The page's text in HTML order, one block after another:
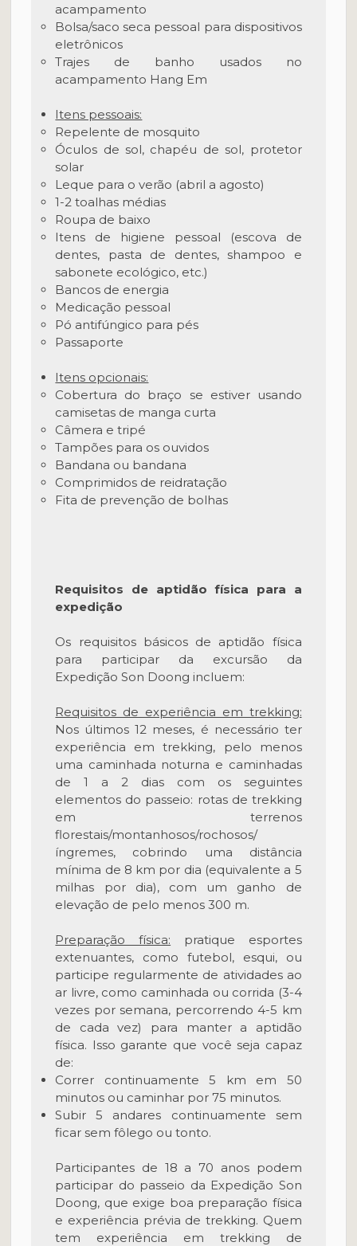
acampamento
Bolsa/saco seca pessoal para dispositivos
eletrônicos
Trajes de banho usados no
acampamento Hang Em
Itens pessoais:
Repelente de mosquito
Óculos de sol, chapéu de sol, protetor
solar
Leque para o verão (abril a agosto)
1-2 toalhas médias
Roupa de baixo
Itens de higiene pessoal (escova de
dentes, pasta de dentes, shampoo e
sabonete ecológico, etc.)
Bancos de energia
Medicação pessoal
Pó antifúngico para pés
Passaporte
Itens opcionais:
Cobertura do braço se estiver usando
camisetas de manga curta
Câmera e tripé
Tampões para os ouvidos
Bandana ou bandana
Comprimidos de reidratação
Fita de prevenção de bolhas
Requisitos de aptidão física para a
expedição
Os requisitos básicos de aptidão física
para participar da excursão da
Expedição Son Doong incluem:
Requisitos de experiência em trekking:
Nos últimos 12 meses, é necessário ter
experiência em trekking, pelo menos
uma caminhada noturna e caminhadas
de 1 a 2 dias com os seguintes
elementos do passeio: rotas de trekking
em terrenos
florestais/montanhosos/rochosos/
íngremes, cobrindo uma distância
mínima de 8 km por dia (equivalente a 5
milhas por dia), com um ganho de
elevação de pelo menos 300 m.
Preparação física: pratique esportes
extenuantes, como futebol, esqui, ou
participe regularmente de atividades ao
ar livre, como caminhada ou corrida (3-4
vezes por semana, percorrendo 4-5 km
de cada vez) para manter a aptidão
física. Isso garante que você seja capaz
de:
Correr continuamente 5 km em 50
minutos ou caminhar por 75 minutos.
Subir 5 andares continuamente sem
ficar sem fôlego ou tonto.
Participantes de 18 a 70 anos podem
participar do passeio da Expedição Son
Doong, que exige boa preparação física
e experiência prévia de trekking. Quem
tem experiência em trekking de